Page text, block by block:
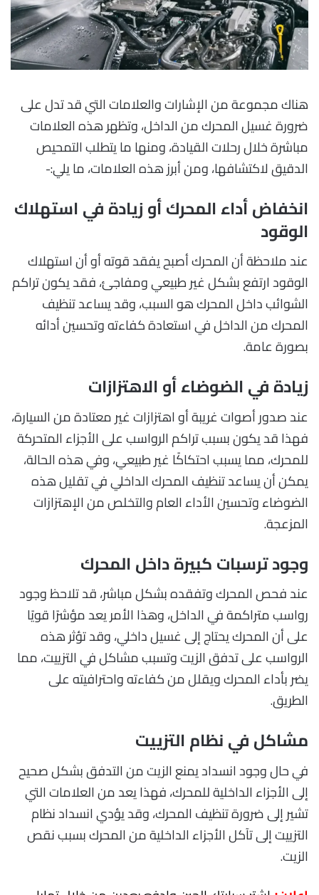
هناك مجموعة من الإشارات والعلامات التي قد تدل على
ضرورة غسيل المحرك من الداخل، وتظهر هذه العلامات
مباشرة خلال رحلات القيادة، ومنها ما يتطلب التمحيص
الدقيق لاكتشافها، ومن أبرز هذه العلامات، ما يلي:-
انخفاض أداء المحرك أو زيادة في استهلاك
الوقود
عند ملاحظة أن المحرك أصبح يفقد قوته أو أن استهلاك
الوقود ارتفع بشكل غير طبيعي ومفاجئ، فقد يكون تراكم
الشوائب داخل المحرك هو السبب، وقد يساعد تنظيف
المحرك من الداخل في استعادة كفاءته وتحسين أدائه
بصورة عامة.
زيادة في الضوضاء أو الاهتزازات
عند صدور أصوات غريبة أو اهتزازات غير معتادة من السيارة،
فهذا قد يكون بسبب تراكم الرواسب على الأجزاء المتحركة
للمحرك، مما يسبب احتكاكًا غير طبيعي، وفي هذه الحالة،
يمكن أن يساعد تنظيف المحرك الداخلي في تقليل هذه
الضوضاء وتحسين الأداء العام والتخلص من الإهتزازات
المزعجة.
وجود ترسبات كبيرة داخل المحرك
عند فحص المحرك وتفقده بشكل مباشر، قد تلاحظ وجود
رواسب متراكمة في الداخل، وهذا الأمر يعد مؤشرًا قويًا
على أن المحرك يحتاج إلى غسيل داخلي، وقد تؤثر هذه
الرواسب على تدفق الزيت وتسبب مشاكل في التزييت، مما
يضر بأداء المحرك ويقلل من كفاءته واحترافيته على
الطريق.
مشاكل في نظام التزييت
في حال وجود انسداد يمنع الزيت من التدفق بشكل صحيح
إلى الأجزاء الداخلية للمحرك، فهذا يعد من العلامات التي
تشير إلى ضرورة تنظيف المحرك، وقد يؤدي انسداد نظام
التزييت إلى تآكل الأجزاء الداخلية من المحرك بسبب نقص
الزيت.